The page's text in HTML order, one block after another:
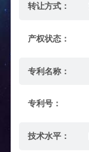
转让方式：
产权状态：
专利名称：
专利号：
技术水平：